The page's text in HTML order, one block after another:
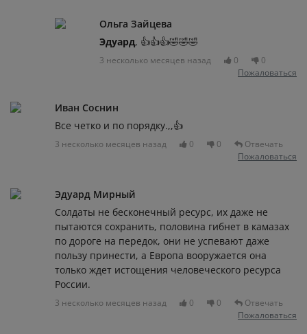
Ольга Зайцева
Эдуард, 👍👍👍🤣🤣🤣
3 несколько месяцев назад 0
0
Пожаловаться
Иван Соснин
Все четко и по порядку.,,👍
3 несколько месяцев назад 0 0
Отвечать
Пожаловаться
Эдуард Мирный
Солдаты не бесконечный ресурс, их даже не
пытаются сохранить, половина гибнет в камазах
по дороге на передок, они не успевают даже
пользу принести, а Европа вооружается она
только ждет истощения человеческого ресурса
России.
3 несколько месяцев назад 0 0
Отвечать
Пожаловаться